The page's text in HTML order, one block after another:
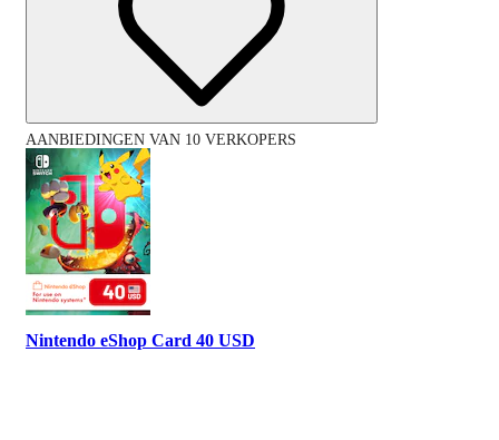
AANBIEDINGEN VAN 10 VERKOPERS
Nintendo eShop Card 40 USD